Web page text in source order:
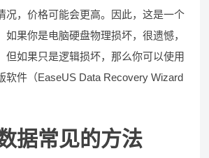
况，价格可能会更高。因此，这是一个
如果你是电脑硬盘物理损坏，很遗憾，
但如果只是逻辑损坏，那么你可以使用
软件（EaseUS Data Recovery Wizard
据常见的方法